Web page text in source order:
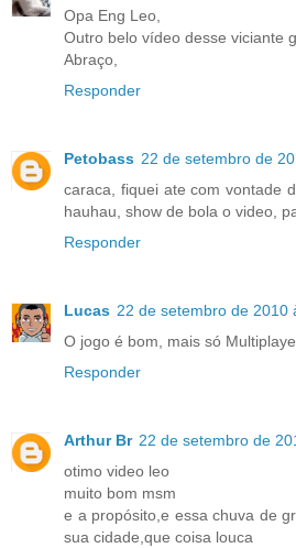
Opa Eng Leo,
Outro belo vídeo desse viciante
Abraço,
Responder
Petobass 22 de setembro de
caraca, fiquei ate com vontade
hauhau, show de bola o video,
Responder
Lucas 22 de setembro de 2010
O jogo é bom, mais só
Responder
Arthur Br 22 de setembro de
otimo video leo
muito bom msm
e a propósito,e essa chuva de
sua cidade,que coisa louca